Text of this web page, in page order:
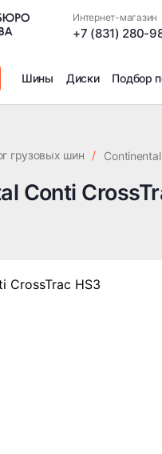
Интернет-магазин
+7 (831) 280-
Шины Диски Подбор
грузовых шин / Continental
Conti